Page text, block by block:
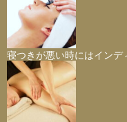
寝つきが悪い時にはイン